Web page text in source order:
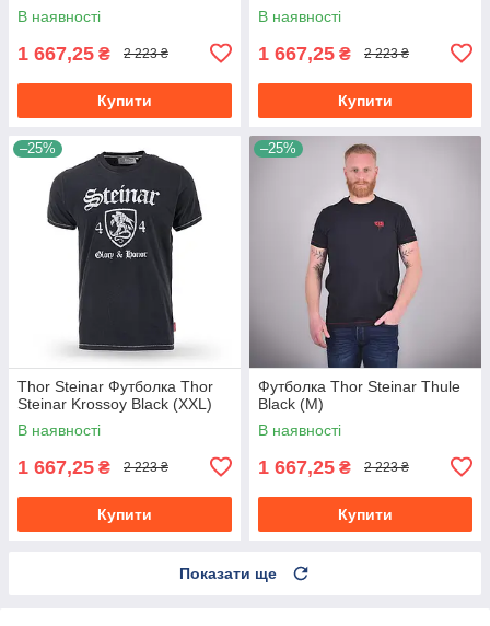
В наявності
1 667,25 ₴ 2 223 ₴
Купити
В наявності
1 667,25 ₴ 2 223 ₴
Купити
–25%
Thor Steinar Футболка Thor
Steinar Krossoy Black (XXL)
В наявності
1 667,25 ₴ 2 223 ₴
Купити
–25%
Футболка Thor Steinar Thule
Black (M)
В наявності
1 667,25 ₴ 2 223 ₴
Купити
Показати ще